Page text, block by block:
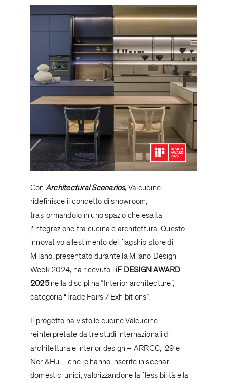
Con Architectural Scenarios, Valcucine
ridefinisce il concetto di showroom,
trasformandolo in uno spazio che esalta
l'integrazione tra cucina e architettura. Questo
innovativo allestimento del flagship store di
Milano, presentato durante la Milano Design
Week 2024, ha ricevuto l'iF DESIGN AWARD
2025nella disciplina “Interior architecture”,
categoria “Trade Fairs / Exhibitions”.
Il progetto ha visto le cucine Valcucine
reinterpretate da tre studi internazionali di
architettura e interior design – ARRCC, i29 e
Neri&Hu – che le hanno inserite in scenari
domestici unici, valorizzandone la flessibilità e la